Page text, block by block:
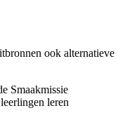
ook alternatieve
Smaakmissie
leren